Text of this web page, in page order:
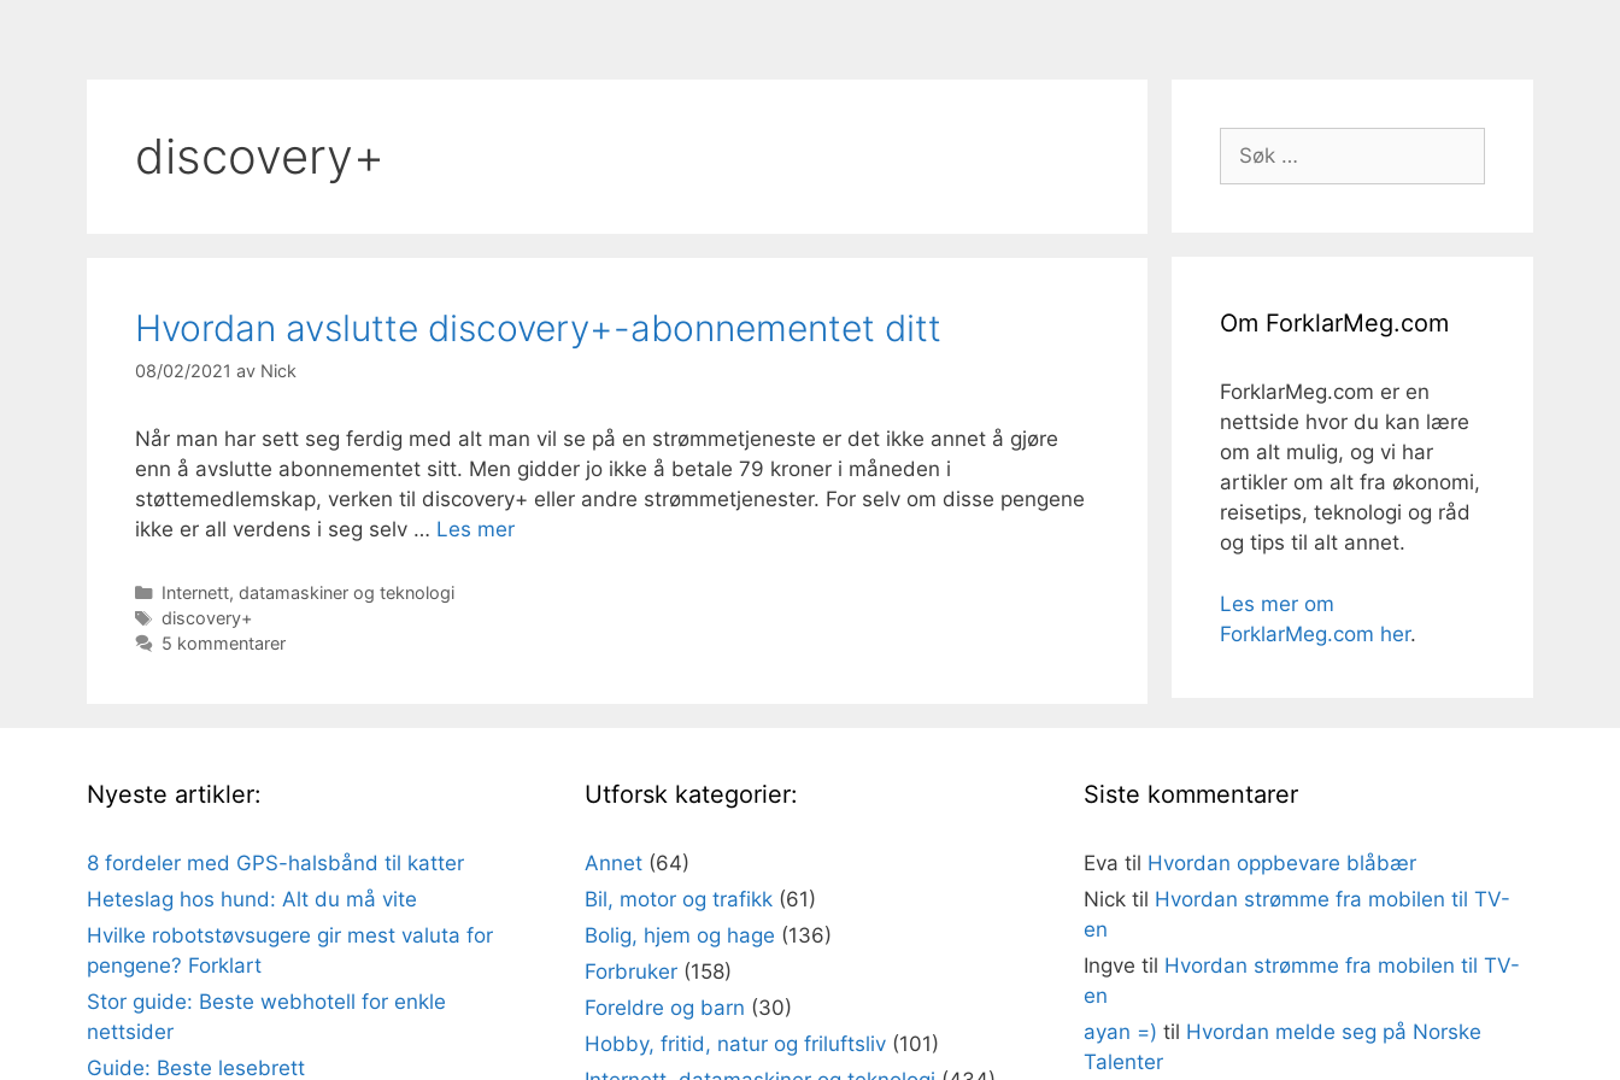
discovery+
Hvordan avslutte discovery+-abonnementet ditt
08/02/2021 av Nick
Når man har sett seg ferdig med alt man vil se på en strømmetjeneste er det ikke annet å gjøre
enn å avslutte abonnementet sitt. Men gidder jo ikke å betale 79 kroner i måneden i
støttemedlemskap, verken til discovery+ eller andre strømmetjenester. For selv om disse pengene
ikke er all verdens i seg selv … Les mer
Kategorier
Internett, datamaskiner og teknologi
Stikkord
discovery+
5 kommentarer
Søk
etter:
Om ForklarMeg.com
ForklarMeg.com er en
nettside hvor du kan lære
om alt mulig, og vi har
artikler om alt fra økonomi,
reisetips, teknologi og råd
og tips til alt annet.
Les mer om
ForklarMeg.com her.
Nyeste artikler:
8 fordeler med GPS-halsbånd til katter
Heteslag hos hund: Alt du må vite
Hvilke robotstøvsugere gir mest valuta for
pengene? Forklart
Stor guide: Beste webhotell for enkle
nettsider
Guide: Beste lesebrett
Utforsk kategorier:
Annet (64)
Bil, motor og trafikk (61)
Bolig, hjem og hage (136)
Forbruker (158)
Foreldre og barn (30)
Hobby, fritid, natur og friluftsliv (101)
Siste kommentarer
Eva til Hvordan oppbevare blåbær
Nicktil Hvordan strømme fra mobilen til TV-
en
Ingve til Hvordan strømme fra mobilen til TV-
en
ayan =) til Hvordan melde seg på Norske
Talenter